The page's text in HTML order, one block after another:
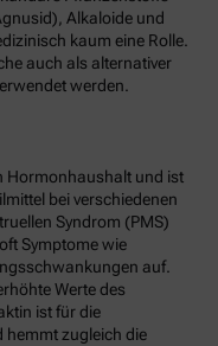
Alkaloide und
kaum eine Rolle.
auch als alternativer
werden.
Hormonhaushalt und ist
bei verschiedenen
Syndrom (PMS)
Symptome wie
auf.
Werte des
ist für die
hemmt zugleich die